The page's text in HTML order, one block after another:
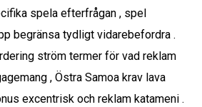
spela efterfrågan , spel
begränsa tydligt vidarebefordra .
ström termer för vad reklam
, Östra Samoa krav lava
excentrisk och reklam katameni .